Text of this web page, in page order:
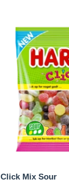
Click Mix Sour